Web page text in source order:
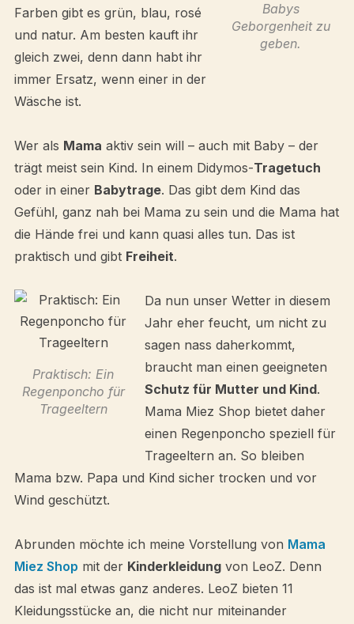
Babys
Geborgenheit zu
geben.
Farben gibt es grün, blau, rosé
und natur. Am besten kauft ihr
gleich zwei, denn dann habt ihr
immer Ersatz, wenn einer in der
Wäsche ist.
Wer als Mama aktiv sein will – auch mit Baby – der
trägt meist sein Kind. In einem Didymos-Tragetuch
oder in einer Babytrage. Das gibt dem Kind das
Gefühl, ganz nah bei Mama zu sein und die Mama hat
die Hände frei und kann quasi alles tun. Das ist
praktisch und gibt Freiheit.
Praktisch: Ein
Regenponcho für
Trageeltern
Da nun unser Wetter in diesem
Jahr eher feucht, um nicht zu
sagen nass daherkommt,
braucht man einen geeigneten
Schutz für Mutter und Kind.
Mama Miez Shop bietet daher
einen Regenponcho speziell für
Trageeltern an. So bleiben
Mama bzw. Papa und Kind sicher trocken und vor
Wind geschützt.
Abrunden möchte ich meine Vorstellung von Mama
Miez Shop mit der Kinderkleidungvon LeoZ. Denn
das ist mal etwas ganz anderes. LeoZ bieten 11
Kleidungsstücke an, die nicht nur miteinander